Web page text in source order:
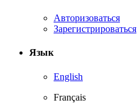
Авторизоваться
Зарегистрироваться
Язык
English
Français